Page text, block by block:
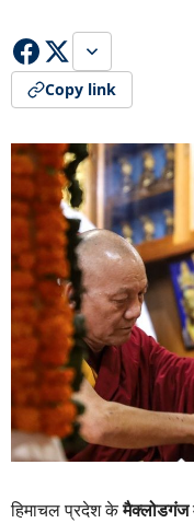
Copy link
हिमाचल प्रदेश केमैक्लोडगंज